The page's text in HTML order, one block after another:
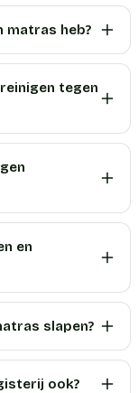
matras heb?
tegen
en
slapen?
ook?